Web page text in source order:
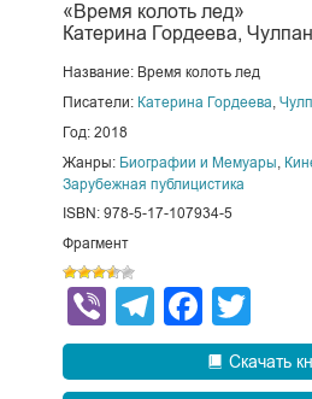
«Время колоть лед»
Катерина Гордеева,
Название: Время колоть лед
Писатели: Катерина Гордеева,
Год: 2018
Жанры: Биографии и Мемуары
Зарубежная публицистика
ISBN: 978-5-17-107934-5
Фрагмент
ViberTelegram
Скачать